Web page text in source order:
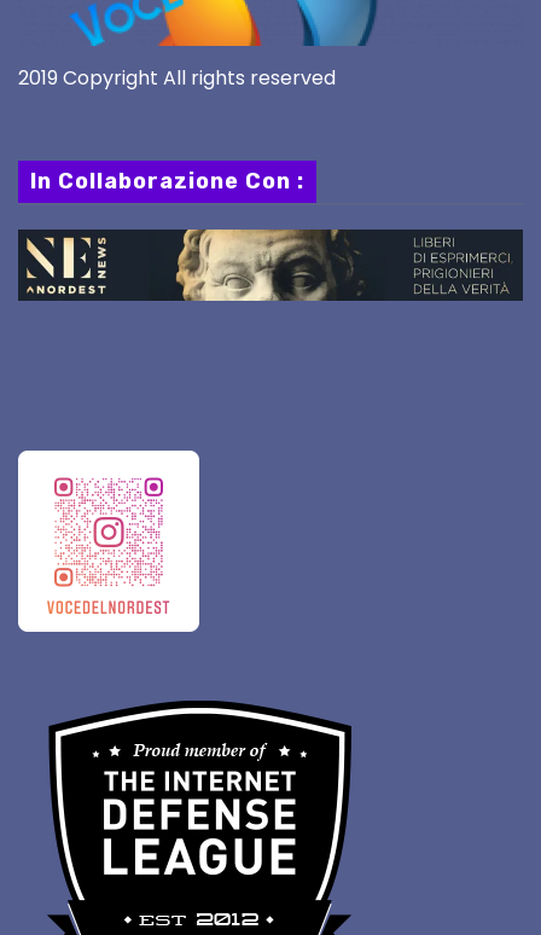
2019 Copyright All rights reserved
In Collaborazione Con :